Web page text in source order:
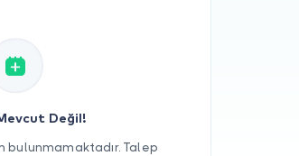
Değil!
bulunmamaktadır. Talep